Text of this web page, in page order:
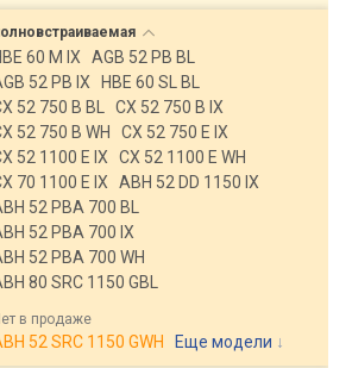
60 M IX
AGB 52 PB BL
52 PB IX
HBE 60 SL BL
52 750 B BL
CX 52 750 B IX
52 750 B WH
CX 52 750 E IX
52 1100 E IX
CX 52 1100 E WH
70 1100 E IX
ABH 52 DD 1150 IX
52 PBA 700 BL
52 PBA 700 IX
52 PBA 700 WH
80 SRC 1150 GBL
в продаже
52 SRC 1150 GWH Еще модели ↓